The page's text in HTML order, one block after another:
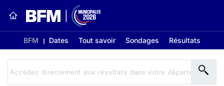
BFM Dates Tout savoir Sondages Résultats